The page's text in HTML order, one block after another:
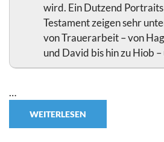
wird. Ein Dutzend
Testament zeigen sehr
von Trauerarbeit – von
und David bis hin zu Hiob
…
WEITERLESEN